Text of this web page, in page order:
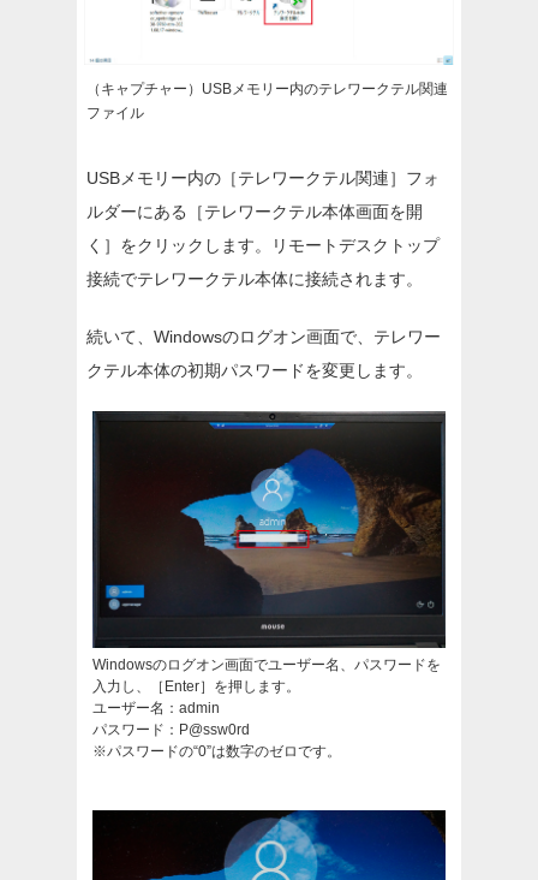
（キャプチャー）USBメモリー内のテレワークテル関連
ファイル
USBメモリー内の［テレワークテル関連］フォ
ルダーにある［テレワークテル本体画面を開
く］をクリックします。リモートデスクトップ
接続でテレワークテル本体に接続されます。
続いて、Windowsのログオン画面で、テレワー
クテル本体の初期パスワードを変更します。
Windowsのログオン画面でユーザー名、パスワードを
入力し、［Enter］を押します。
ユーザー名：admin
パスワード：P@ssw0rd
※パスワードの“0”は数字のゼロです。